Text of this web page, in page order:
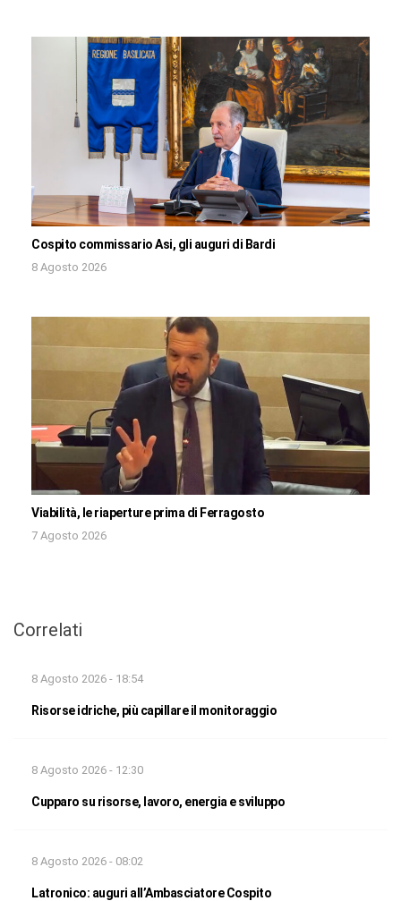
Cospito commissario Asi, gli auguri di Bardi
8 Agosto 2026
Viabilità, le riaperture prima di Ferragosto
7 Agosto 2026
Correlati
8 Agosto 2026 - 18:54
Risorse idriche, più capillare il monitoraggio
8 Agosto 2026 - 12:30
Cupparo su risorse, lavoro, energia e sviluppo
8 Agosto 2026 - 08:02
Latronico: auguri all’Ambasciatore Cospito